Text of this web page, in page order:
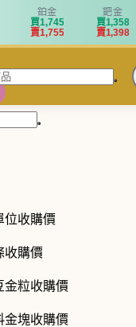
鉑金
買1,745
賣1,755
鈀金
買1,358
賣1,398
位收購價
收購價
金粒收購價
金塊收購價